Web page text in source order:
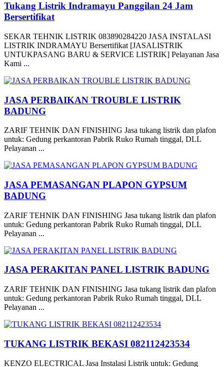
Tukang Listrik Indramayu Panggilan 24 Jam
Bersertifikat
SEKAR TEHNIK LISTRIK 083890284220 JASA INSTALASI
LISTRIK INDRAMAYU Bersertifikat [JASALISTRIK
UNTUKPASANG BARU & SERVICE LISTRIK] Pelayanan Jasa
Kami ...
JASA PERBAIKAN TROUBLE LISTRIK
BADUNG
ZARIF TEHNIK DAN FINISHING Jasa tukang listrik dan plafon
untuk: Gedung perkantoran Pabrik Ruko Rumah tinggal, DLL
Pelayanan ...
JASA PEMASANGAN PLAPON GYPSUM
BADUNG
ZARIF TEHNIK DAN FINISHING Jasa tukang listrik dan plafon
untuk: Gedung perkantoran Pabrik Ruko Rumah tinggal, DLL
Pelayanan ...
JASA PERAKITAN PANEL LISTRIK BADUNG
ZARIF TEHNIK DAN FINISHING Jasa tukang listrik dan plafon
untuk: Gedung perkantoran Pabrik Ruko Rumah tinggal, DLL
Pelayanan ...
TUKANG LISTRIK BEKASI 082112423534
KENZO ELECTRICAL Jasa Instalasi Listrik untuk: Gedung